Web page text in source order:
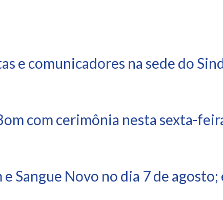
e comunicadores na sede do
com cerimônia nesta sexta-
Sangue Novo no dia 7 de